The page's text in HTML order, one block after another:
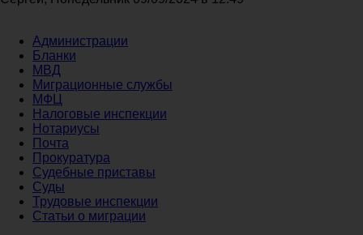
Администрации
Бланки
МВД
Миграционные службы
МФЦ
Налоговые инспекции
Нотариусы
Почта
Прокуратура
Судебные приставы
Суды
Трудовые инспекции
Статьи о миграции